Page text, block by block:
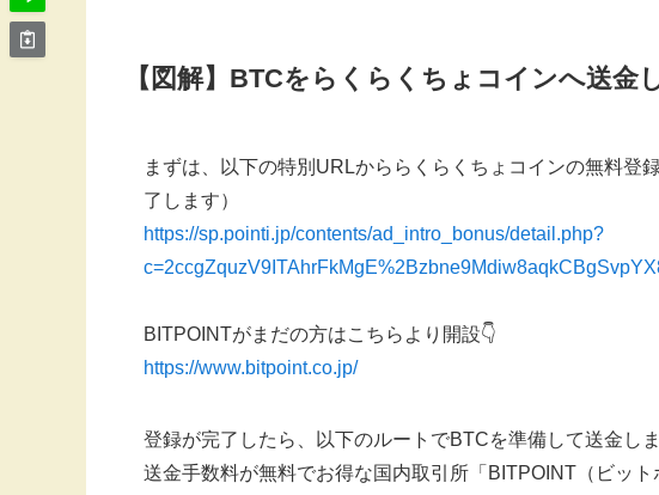
【図解】BTCをらくらくちょコインへ送金
まずは、以下の特別URLかららくらくちょコインの無料
了します）
https://sp.pointi.jp/contents/ad_intro_bonus/detail.php?
BITPOINTがまだの方はこちらより開設👇
https://www.bitpoint.co.jp/
登録が完了したら、以下のルートでBTCを準備して送金しま
送金手数料が無料でお得な国内取引所「BITPOINT（ビット